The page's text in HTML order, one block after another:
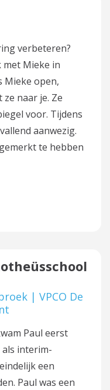
verbeteren?
met Mieke in
Mieke open,
naar je. Ze
voor. Tijdens
aanwezig.
te hebben
| VPCO De
Paul eerst
interim-
een
Paul was een